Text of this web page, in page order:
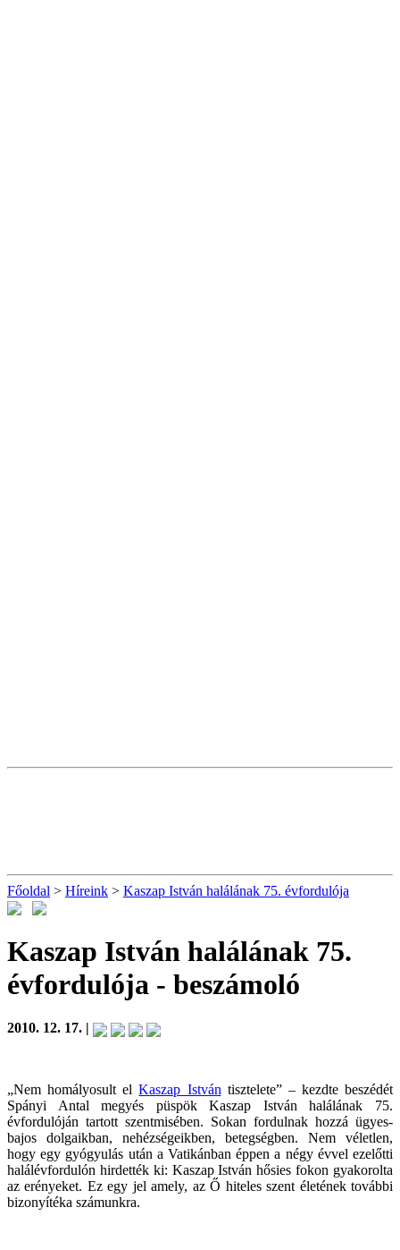
Főoldal > Híreink > Kaszap István halálának 75. évfordulója
Kaszap István halálának 75.
évfordulója - beszámoló
2010. 12. 17. |
„Nem homályosult elKaszap István tisztelete” – kezdte beszédét
Spányi Antal megyés püspök Kaszap István halálának 75.
évfordulóján tartott szentmisében. Sokan fordulnak hozzá ügyes-
bajos dolgaikban, nehézségeikben, betegségben. Nem véletlen,
hogy egy gyógyulás után a Vatikánban éppen a négy évvel ezelőtti
halálévfordulón hirdették ki: Kaszap István hősies fokon gyakorolta
az erényeket. Ez egy jel amely, az Ő hiteles szent életének további
bizonyítéka számunkra.